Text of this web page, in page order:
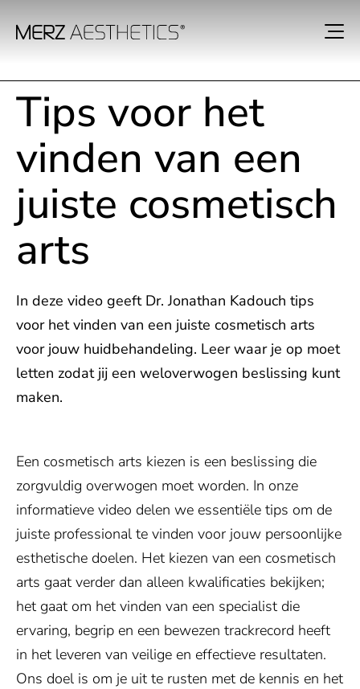
Tips voor het
vinden van een
juiste cosmetisch
arts
In deze video geeft Dr. Jonathan Kadouch tips
voor het vinden van een juiste cosmetisch arts
voor jouw huidbehandeling. Leer waar je op moet
letten zodat jij een weloverwogen beslissing kunt
maken.
Een cosmetisch arts kiezen is een beslissing die
zorgvuldig overwogen moet worden. In onze
informatieve video delen we essentiële tips om de
juiste professional te vinden voor jouw persoonlijke
esthetische doelen. Het kiezen van een cosmetisch
arts gaat verder dan alleen kwalificaties bekijken;
het gaat om het vinden van een specialist die
ervaring, begrip en een bewezen trackrecord heeft
in het leveren van veilige en effectieve resultaten.
Ons doel is om je uit te rusten met de kennis en het